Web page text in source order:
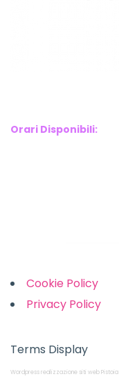
Orari Disponibili:
Cookie Policy
Privacy Policy
Terms Display
Wordpress realizzazione siti web Pistoia